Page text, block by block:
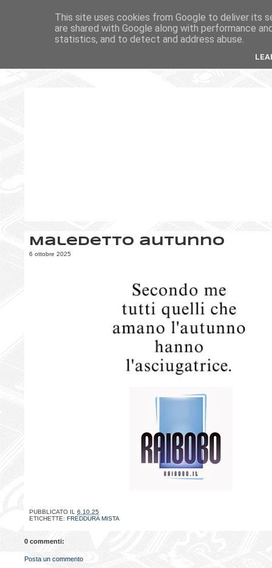
Maledetto autunno
6 ottobre 2025
PUBBLICATO IL 6.10.25
ETICHETTE: FREDDURA MISTA
0 commenti:
Posta un commento
This site uses cookies from Google to deliver its
are shared with Google along with performance
statistics, and to detect and address abuse.